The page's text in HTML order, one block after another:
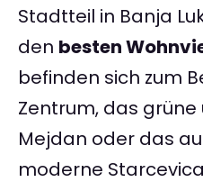
Stadtteil in Banja
den besten
befinden sich zum
Zentrum, das
Mejdan oder das
moderne